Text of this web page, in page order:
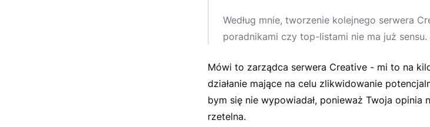
Według mnie, tworzenie kolejnego serwera
poradnikami czy top-listami nie ma już
Mówi to zarządca serwera Creative - mi to na
działanie mające na celu zlikwidowanie
bym się nie wypowiadał, ponieważ Twoja opinia
rzetelna.